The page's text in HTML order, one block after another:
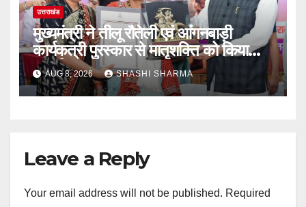
उत्तराखंड
मुख्यमंत्री ने तीलू रौतेली एवं आंगनबाड़ी
कार्यकत्री पुरस्कार से मातृशक्ति को किया
सम्मानित
AUG 8, 2026 SHASHI SHARMA
Leave a Reply
Your email address will not be published. Required